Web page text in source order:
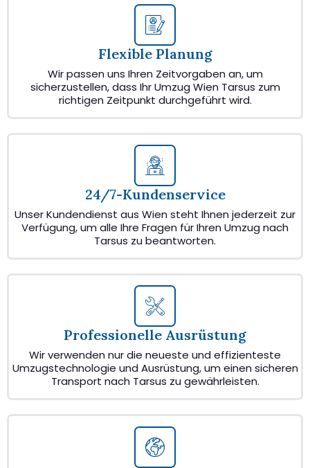
Flexible Planung
Wir passen uns Ihren Zeitvorgaben an, um
sicherzustellen, dass Ihr Umzug Wien Tarsus zum
richtigen Zeitpunkt durchgeführt wird.
24/7-Kundenservice
Unser Kundendienst aus Wien steht Ihnen jederzeit zur
Verfügung, um alle Ihre Fragen für Ihren Umzug nach
Tarsus zu beantworten.
Professionelle Ausrüstung
Wir verwenden nur die neueste und effizienteste
Umzugstechnologie und Ausrüstung, um einen sicheren
Transport nach Tarsus zu gewährleisten.